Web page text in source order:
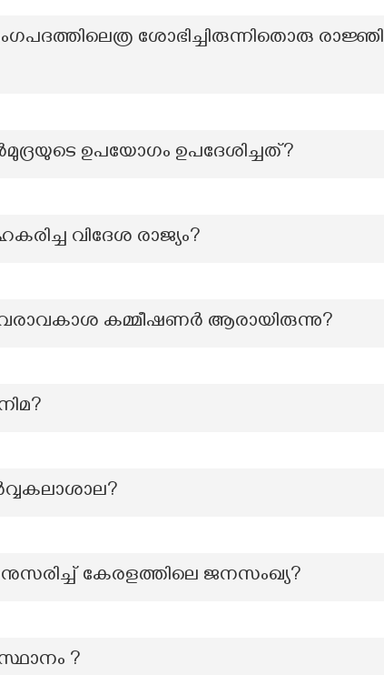
ശോഭിച്ചിരുന്നിതൊരു
ഉപയോഗം ഉപദേശിച്ചത്?
വിദേശ രാജ്യം?
കമ്മീഷണർ ആരായിരുന്നു?
കേരളത്തിലെ ജനസംഖ്യ?
?